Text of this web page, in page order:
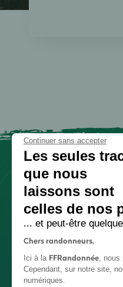
Continuer sans accepter
Les seules
que nous
laissons sont
celles de nos
... et peut-être
Chers randonneurs,
Ici à la FFRandonnée, nous
Cependant, sur notre site,
numériques.